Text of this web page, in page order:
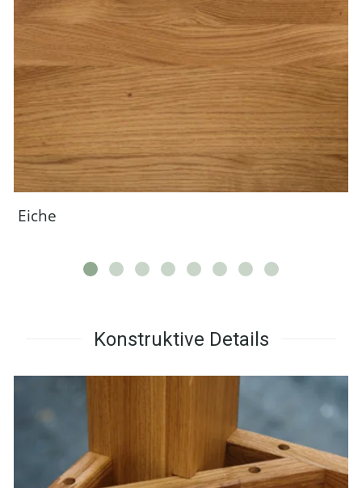
Eiche
Konstruktive Details